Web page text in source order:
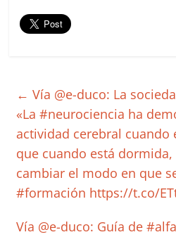
← Vía @e-duco: La
«La #neurociencia ha
actividad cerebral cuando
que cuando está
cambiar el modo en que
#formación https://t.co/
Vía @e-duco: Guía de